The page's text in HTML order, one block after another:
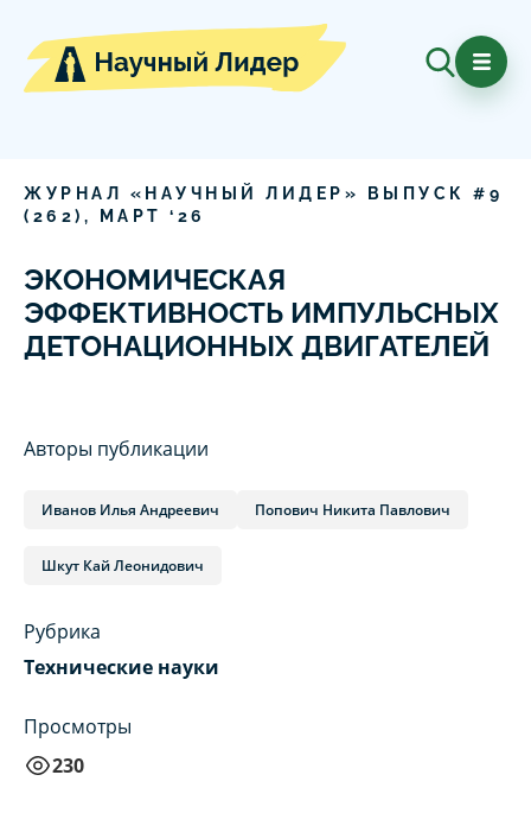
ЖУРНАЛ «НАУЧНЫЙ ЛИДЕР» ВЫПУСК # 9
( 262), МАРТ ‘ 26
ЭКОНОМИЧЕСКАЯ
ЭФФЕКТИВНОСТЬ ИМПУЛЬСНЫХ
ДЕТОНАЦИОННЫХ ДВИГАТЕЛЕЙ
Авторы публикации
Иванов Илья Андреевич Попович Никита Павлович
Шкут Кай Леонидович
Рубрика
Технические науки
Просмотры
230